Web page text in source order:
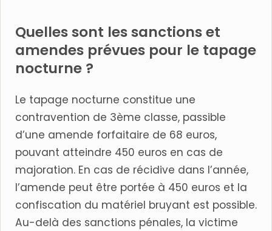
Quelles sont les sanctions et
amendes prévues pour le tapage
nocturne ?
Le tapage nocturne constitue une
contravention de 3ème classe, passible
d’une amende forfaitaire de 68 euros,
pouvant atteindre 450 euros en cas de
majoration. En cas de récidive dans l’année,
l’amende peut être portée à 450 euros et la
confiscation du matériel bruyant est possible.
Au-delà des sanctions pénales, la victime